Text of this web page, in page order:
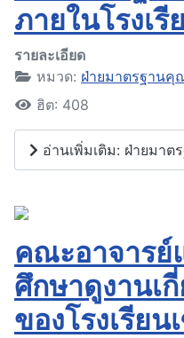
ภายในโรงเ
รายละเอียด
หมวด: ฝ่ายมาตรฐานคุ
ฮิต: 408
อ่านเพิ่มเติม: ฝ่ายมา
คณะอาจารย์
ศึกษาดูงานเ
ของโรงเรีย